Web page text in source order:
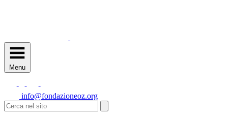
Menu
info@fondazioneoz.org